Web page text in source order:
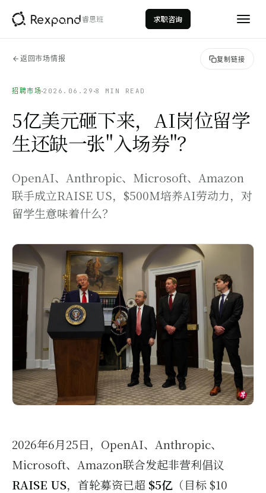
睿思班
数据科学
Data Science
投行建模
Financial Modeling
软件工程
Software Engineering
求职咨询
返回市场情报 复制链接
招聘市场 2026.06.29 8 MIN READ
5亿美元砸下来，AI岗位留学
生还缺一张"入场券"？
OpenAI、Anthropic、Microsoft、Amazon
联手成立RAISE US，$500M培养AI劳动力，对
留学生意味着什么？
2026年6月25日，OpenAI、Anthropic、
Microsoft、Amazon联合发起非营利倡议
RAISE US，首轮募资已超 $5亿 （目标 $10